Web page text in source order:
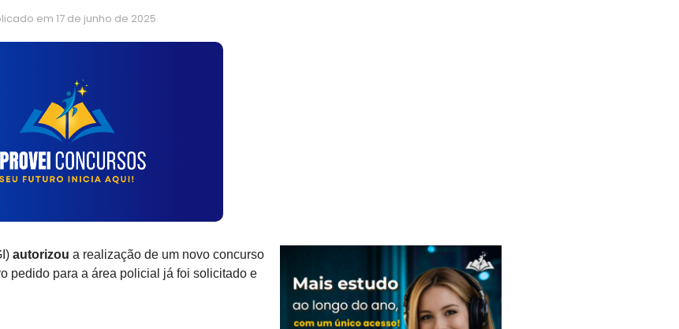
em 17 de junho de 2025
autorizou a realização de um novo concurso
pedido para a área policial já foi solicitado e